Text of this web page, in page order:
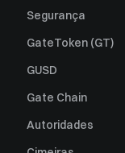
Segurança
GateToken (GT)
GUSD
Gate Chain
Autoridades